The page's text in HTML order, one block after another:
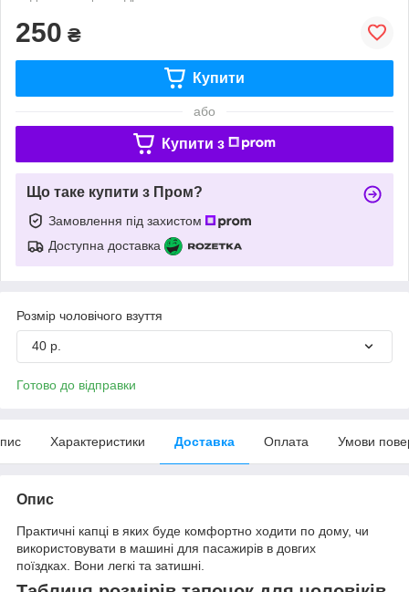
250 ₴
Купити
або
Купити з
Що таке купити з Пром?
Замовлення під захистом
Доступна доставка
Розмір чоловічого взуття
40 р.
Готово до відправки
Характеристики Доставка Оплата Умови
Опис
Практичні капці в яких буде комфортно ходити по дому, чи
використовувати в машині для пасажирів в довгих
поїздках. Вони легкі та затишні.